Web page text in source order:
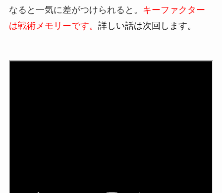
なると一気に差がつけられると。 キーファクター
は戦術メモリーです。 詳しい話は次回します。